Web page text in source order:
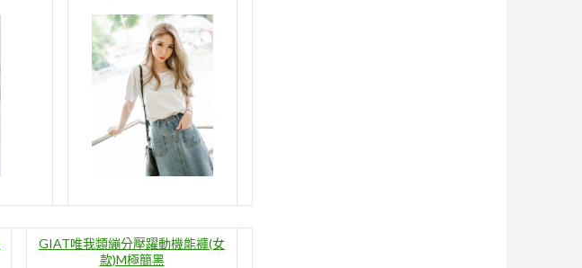
GIAT唯我類繃分壓躍動機能褲(女
款)M極簡黑